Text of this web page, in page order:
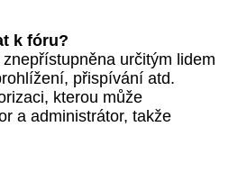
k fóru?
určitým lidem
přispívání atd.
kterou může
a administrátor, takže